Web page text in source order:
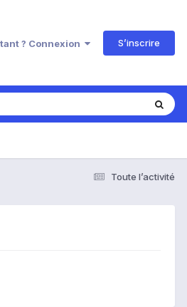
? Connexion S’inscrire
Toute l’activité